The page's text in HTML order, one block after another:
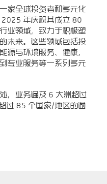
家全球投资者和多元化
2025 年庆祝其成立 80
业领域，致力于积极塑
未来。这些领域包括投
源与环境服务、健康，
专业服务等一系列多元
，业务遍及 6 大洲超过
过 85 个国家/地区的逾